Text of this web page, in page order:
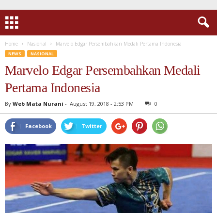
Home Nasional Marvelo Edgar Persembahkan Medali Pertama Indonesia
NEWS NASIONAL
Marvelo Edgar Persembahkan Medali
Pertama Indonesia
By Web Mata Nurani - August 19, 2018 - 2:53 PM 0
Facebook Twitter